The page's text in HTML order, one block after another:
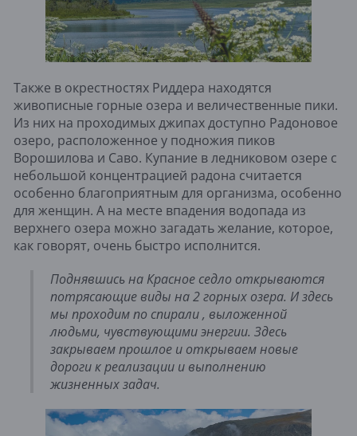
Также в окрестностях Риддера находятся
живописные горные озера и величественные пики.
Из них на проходимых джипах доступно Радоновое
озеро, расположенное у подножия пиков
Ворошилова и Саво. Купание в ледниковом озере с
небольшой концентрацией радона считается
особенно благоприятным для организма, особенно
для женщин. А на месте впадения водопада из
верхнего озера можно загадать желание, которое,
как говорят, очень быстро исполнится.
Поднявшись на Красное седло открываются
потрясающие виды на 2 горных озера. И здесь
мы проходим по спирали , выложенной
людьми, чувствующими энергии. Здесь
закрываем прошлое и открываем новые
дороги к реализации и выполнению
жизненных задач.